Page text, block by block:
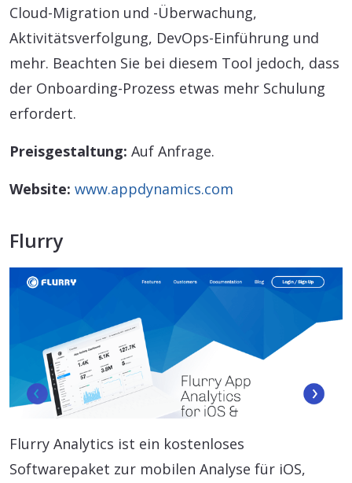
Cloud-Migration und -Überwachung,
Aktivitätsverfolgung, DevOps-Einführung und
mehr. Beachten Sie bei diesem Tool jedoch, dass
der Onboarding-Prozess etwas mehr Schulung
erfordert.
Preisgestaltung: Auf Anfrage.
Website: www.appdynamics.com
Flurry
Flurry Analytics ist ein kostenloses
Softwarepaket zur mobilen Analyse für iOS,